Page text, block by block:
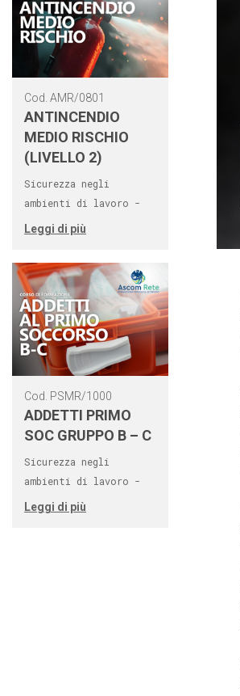
Cod. AMR/0801
ANTINCENDIO
MEDIO RISCHIO
(LIVELLO 2)
Sicurezza negli
ambienti di lavoro -
Leggi di più
Cod. PSMR/1000
ADDETTI PRIMO
SOC GRUPPO B – C
Sicurezza negli
ambienti di lavoro -
Leggi di più